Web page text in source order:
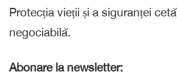
Protecția vieții și a siguranței
negociabilă.
Abonare la newsletter: